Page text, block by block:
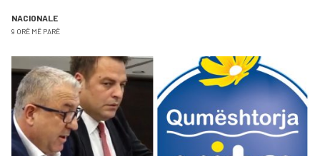
NACIONALE
9 ORË MË PARË